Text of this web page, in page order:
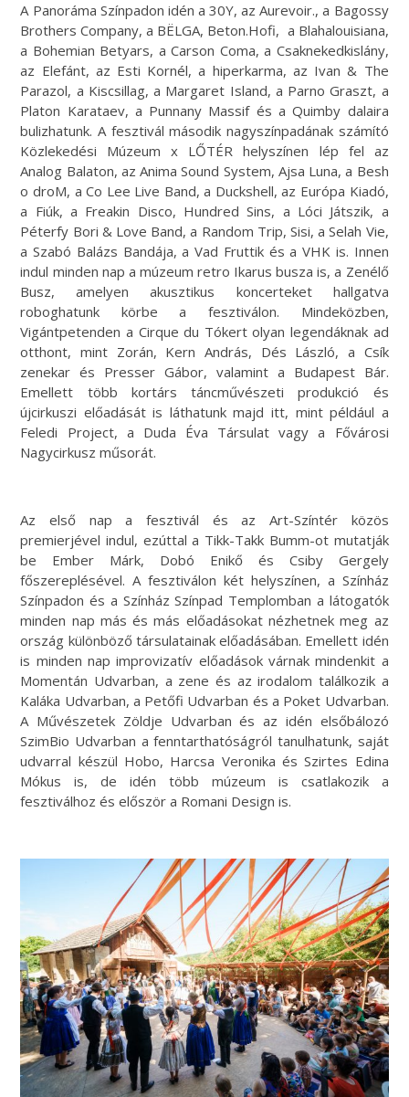
A Panoráma Színpadon idén a 30Y, az Aurevoir., a Bagossy
Brothers Company, a BËLGA, Beton.Hofi, a Blahalouisiana,
a Bohemian Betyars, a Carson Coma, a Csaknekedkislány,
az Elefánt, az Esti Kornél, a hiperkarma, az Ivan & The
Parazol, a Kiscsillag, a Margaret Island, a Parno Graszt, a
Platon Karataev, a Punnany Massif és a Quimby dalaira
bulizhatunk. A fesztivál második nagyszínpadának számító
Közlekedési Múzeum x LŐTÉR helyszínen lép fel az
Analog Balaton, az Anima Sound System, Ajsa Luna, a Besh
o droM, a Co Lee Live Band, a Duckshell, az Európa Kiadó,
a Fiúk, a Freakin Disco, Hundred Sins, a Lóci Játszik, a
Péterfy Bori & Love Band, a Random Trip, Sisi, a Selah Vie,
a Szabó Balázs Bandája, a Vad Fruttik és a VHK is. Innen
indul minden nap a múzeum retro Ikarus busza is, a Zenélő
Busz, amelyen akusztikus koncerteket hallgatva
roboghatunk körbe a fesztiválon. Mindeközben,
Vigántpetenden a Cirque du Tókert olyan legendáknak ad
otthont, mint Zorán, Kern András, Dés László, a Csík
zenekar és Presser Gábor, valamint a Budapest Bár.
Emellett több kortárs táncművészeti produkció és
újcirkuszi előadását is láthatunk majd itt, mint például a
Feledi Project, a Duda Éva Társulat vagy a Fővárosi
Nagycirkusz műsorát.
Az első nap a fesztivál és az Art-Színtér közös
premierjével indul, ezúttal a Tikk-Takk Bumm-ot mutatják
be Ember Márk, Dobó Enikő és Csiby Gergely
főszereplésével. A fesztiválon két helyszínen, a Színház
Színpadon és a Színház Színpad Templomban a látogatók
minden nap más és más előadásokat nézhetnek meg az
ország különböző társulatainak előadásában. Emellett idén
is minden nap improvizatív előadások várnak mindenkit a
Momentán Udvarban, a zene és az irodalom találkozik a
Kaláka Udvarban, a Petőfi Udvarban és a Poket Udvarban.
A Művészetek Zöldje Udvarban és az idén elsőbálozó
SzimBio Udvarban a fenntarthatóságról tanulhatunk, saját
udvarral készül Hobo, Harcsa Veronika és Szirtes Edina
Mókus is, de idén több múzeum is csatlakozik a
fesztiválhoz és először a Romani Design is.